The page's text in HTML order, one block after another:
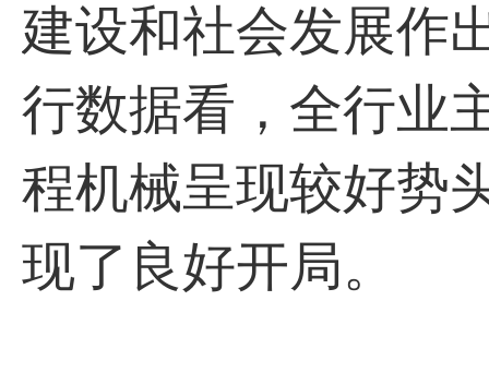
建设和社会发展作
行数据看，全行业
程机械呈现较好势
现了良好开局。